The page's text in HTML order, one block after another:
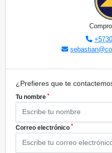
¿Prefieres que te
Tu nombre *
Correo electrónico *